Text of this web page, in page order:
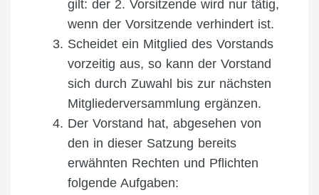
gilt: der 2. Vorsitzende wird nur tätig,
wenn der Vorsitzende verhindert ist.
Scheidet ein Mitglied des Vorstands
vorzeitig aus, so kann der Vorstand
sich durch Zuwahl bis zur nächsten
Mitgliederversammlung ergänzen.
Der Vorstand hat, abgesehen von
den in dieser Satzung bereits
erwähnten Rechten und Pflichten
folgende Aufgaben: